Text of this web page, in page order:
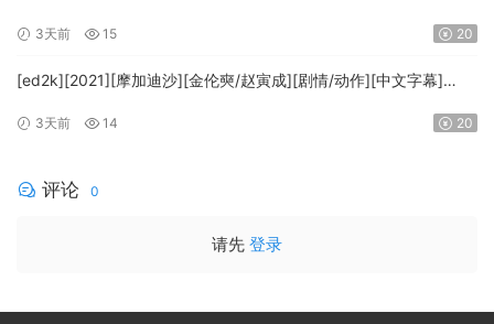
[1080p.BluRay.x264.DTS-WiKi]
3天前 15 20
[ed2k][2021][摩加迪沙][金伦奭/赵寅成][剧情/动作][中文字幕]
3天前 14 20
评论 0
请先 登录